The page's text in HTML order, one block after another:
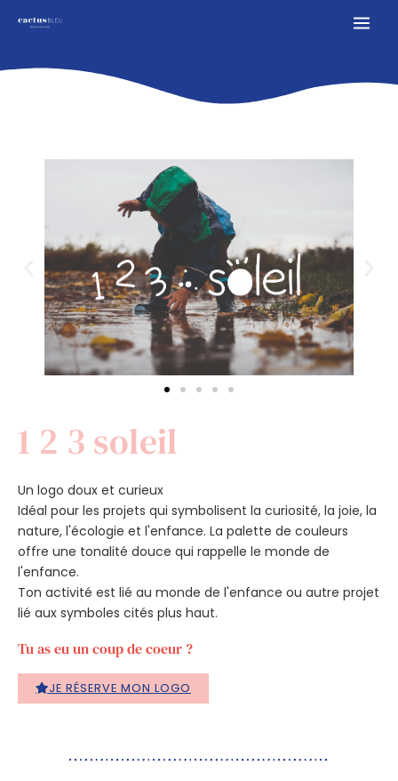
1 2 3 soleil
Un logo doux et curieux
Idéal pour les projets qui symbolisent la curiosité, la joie, la
nature, l'écologie et l'enfance. La palette de couleurs
offre une tonalité douce qui rappelle le monde de
l'enfance.
Ton activité est lié au monde de l'enfance ou autre projet
lié aux symboles cités plus haut.
Tu as eu un coup de coeur ?
JE RÉSERVE MON LOGO